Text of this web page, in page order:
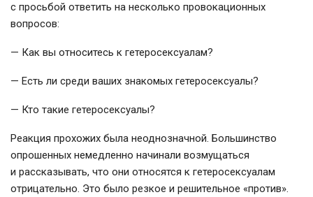
с просьбой ответить на несколько провокационных
вопросов:
— Как вы относитесь к гетеросексуалам?
— Есть ли среди ваших знакомых гетеросексуалы?
— Кто такие гетеросексуалы?
Реакция прохожих была неоднозначной. Большинство
опрошенных немедленно начинали возмущаться
и рассказывать, что они относятся к гетеросексуалам
отрицательно. Это было резкое и решительное «против».